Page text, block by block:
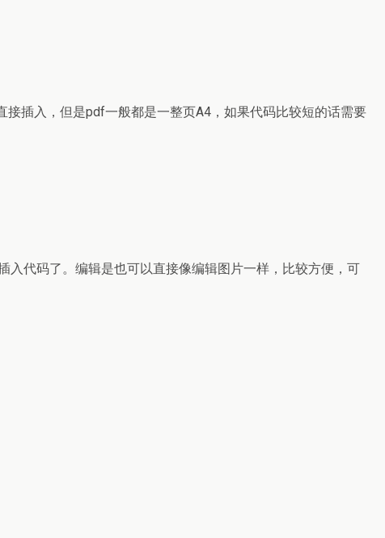
插入，但是pdf一般都是一整页A4，如果代码比较短的话需要
代码了。编辑是也可以直接像编辑图片一样，比较方便，可